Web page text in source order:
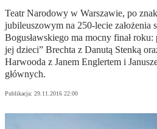
Teatr Narodowy w Warszawie, po
jubileuszowym na 250-lecie założenia
Bogusławskiego ma mocny finał
jej dzieci” Brechta z Danutą Stenką
Harwooda z Janem Englertem i
głównych.
Publikacja: 29.11.2016 22:00